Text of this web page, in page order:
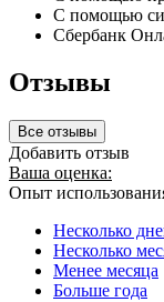
С помощью
Сбербанк
Отзывы
Все отзывы
Добавить отзыв
Ваша оценка:
Опыт
Несколько
Несколько
Менее месяца
Больше года